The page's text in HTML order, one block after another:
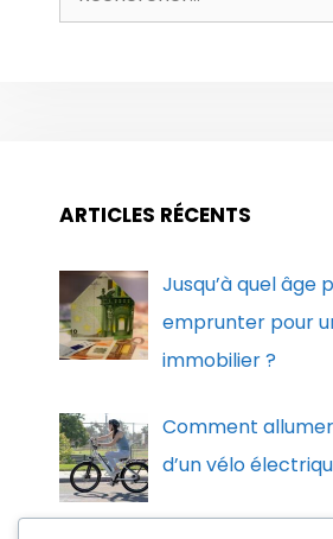
ARTICLES RÉCENTS
Jusqu’à quel âge
emprunter pour
immobilier ?
Comment
d’un vélo